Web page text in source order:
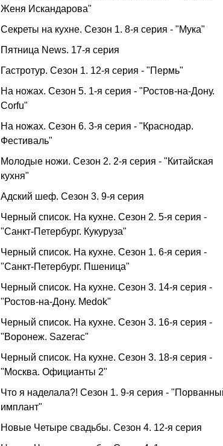
Женя Искандарова"
Секреты на кухне. Сезон 1. 8-я серия - "Мука"
Пятница News. 17-я серия
Гастротур. Сезон 1. 12-я серия - "Пермь"
На ножах. Сезон 5. 1-я серия - "Ростов-на-Дону.
Corfu"
На ножах. Сезон 6. 3-я серия - "Краснодар.
Фестиваль"
Молодые ножи. Сезон 2. 2-я серия - "Китайская
кухня"
Адский шеф. Сезон 3. 9-я серия
Черный список. На кухне. Сезон 2. 5-я серия -
"Санкт-Петербург. Кукуруза"
Черный список. На кухне. Сезон 1. 6-я серия -
"Санкт-Петербург. Пшеница"
Черный список. На кухне. Сезон 3. 14-я серия -
"Ростов-на-Дону. Medok"
Черный список. На кухне. Сезон 3. 16-я серия -
"Воронеж. Sazerac"
Черный список. На кухне. Сезон 3. 18-я серия -
"Москва. Официанты 2"
Что я наделала?! Сезон 1. 9-я серия -
имплант"
Новые Четыре свадьбы. Сезон 4. 12-я серия